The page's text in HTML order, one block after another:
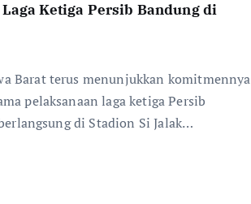
Ketiga Persib Bandung di
Barat terus menunjukkan komitmennya
pelaksanaan laga ketiga Persib
di Stadion Si Jalak…